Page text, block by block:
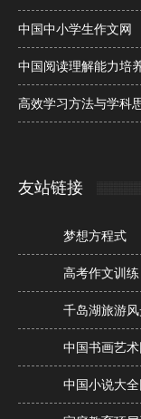
中国中小学生作文网
中国阅读理解能力培
高效学习方法与学科
友站链接
梦想方程式
高考作文训练
千岛湖旅游
中国书画艺术
中国小说大全